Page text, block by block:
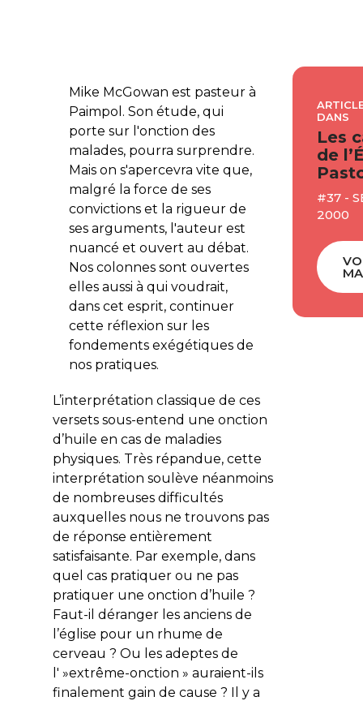
Mike McGowan est pasteur à
Paimpol. Son étude, qui
porte sur l'onction des
malades, pourra surprendre.
Mais on s'apercevra vite que,
malgré la force de ses
convictions et la rigueur de
ses arguments, l'auteur est
nuancé et ouvert au débat.
Nos colonnes sont ouvertes
elles aussi à qui voudrait,
dans cet esprit, continuer
cette réflexion sur les
fondements exégétiques de
nos pratiques.
L’interprétation classique de ces
versets sous-entend une onction
d’huile en cas de maladies
physiques. Très répandue, cette
interprétation soulève néanmoins
de nombreuses difficultés
auxquelles nous ne trouvons pas
de réponse entièrement
satisfaisante. Par exemple, dans
quel cas pratiquer ou ne pas
pratiquer une onction d’huile ?
Faut-il déranger les anciens de
l’église pour un rhume de
cerveau ? Ou les adeptes de
l' »extrême-onction » auraient-ils
finalement gain de cause ? Il y a
DANS
Les
de
#37 -
2000